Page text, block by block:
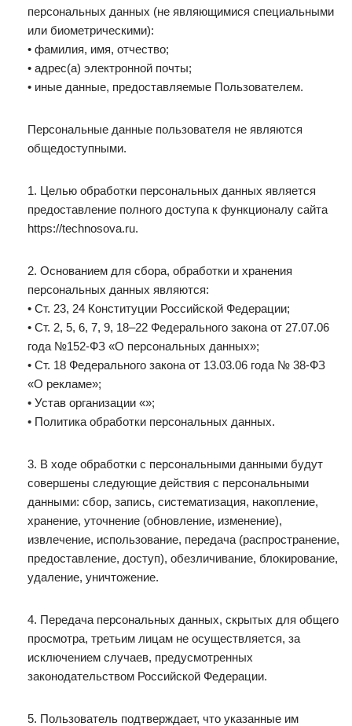
персональных данных (не являющимися специальными
или биометрическими):
• фамилия, имя, отчество;
• адрес(а) электронной почты;
• иные данные, предоставляемые Пользователем.
Персональные данные пользователя не являются
общедоступными.
1. Целью обработки персональных данных является
предоставление полного доступа к функционалу сайта
https://technosova.ru.
2. Основанием для сбора, обработки и хранения
персональных данных являются:
• Ст. 23, 24 Конституции Российской Федерации;
• Ст. 2, 5, 6, 7, 9, 18–22 Федерального закона от 27.07.06
года №152-ФЗ «О персональных данных»;
• Ст. 18 Федерального закона от 13.03.06 года № 38-ФЗ
«О рекламе»;
• Устав организации «»;
• Политика обработки персональных данных.
3. В ходе обработки с персональными данными будут
совершены следующие действия с персональными
данными: сбор, запись, систематизация, накопление,
хранение, уточнение (обновление, изменение),
извлечение, использование, передача (распространение,
предоставление, доступ), обезличивание, блокирование,
удаление, уничтожение.
4. Передача персональных данных, скрытых для общего
просмотра, третьим лицам не осуществляется, за
исключением случаев, предусмотренных
законодательством Российской Федерации.
5. Пользователь подтверждает, что указанные им